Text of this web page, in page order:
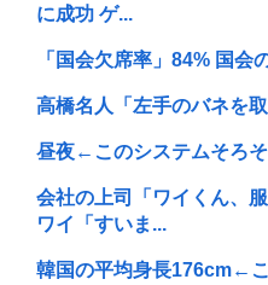
に成功 ゲ...
「国会欠席率」84% 国会
高橋名人「左手のバネを
昼夜←このシステムそろ
会社の上司「ワイくん、
ワイ「すいま...
韓国の平均身長176cm←